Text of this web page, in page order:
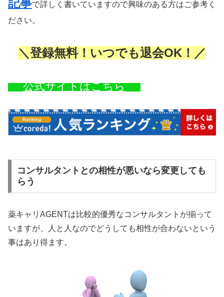
記事で詳しく書いていますので興味のある方はご参考く
ださい。
＼登録無料！いつでも退会OK！／
公式サイトはこちら
コンサルタントとの相性が悪いなら変更しても
らう
薬キャリAGENTは比較的優秀なコンサルタントが揃って
いますが、人と人なのでどうしても相性が合わないという
事はあり得ます。